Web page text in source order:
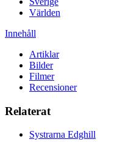
Världen
Innehåll
Artiklar
Bilder
Filmer
Recensioner
Relaterat
Systrarna Edghill